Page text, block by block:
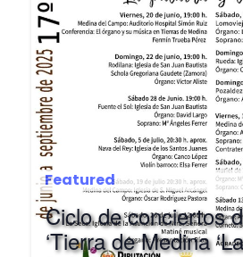
Featured
Ciclo de conciertos
‘Tierra de Medina
la Música’. Pozaldez